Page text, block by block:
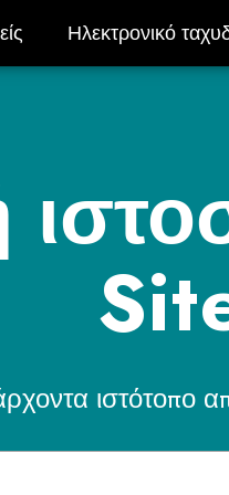
Ηλεκτρονικό
Ηλεκτρονικό
ιστότοπο